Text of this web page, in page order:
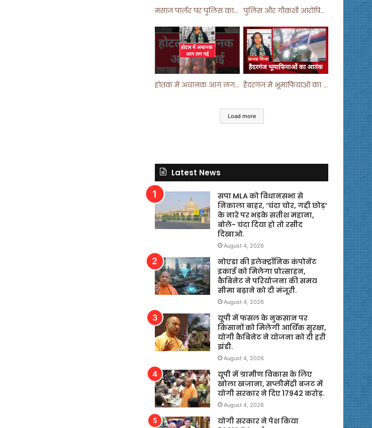
मसाज पार्लर पर पुलिस का छापा ! #viralvideo #trending #parlour पुलिस और गौकशी आरोपियों में मुठभेड़ ! #shortvideo #shorts #shortsfeed
होतक में अचानक आग लगने से मचा हड़कंप ! #shortsfeed #shorts #viralshorts हैदरगंज में भूमाफियाओं का आतंक ! #upnews #viral #viralvideo
Load more
Latest News
सपा MLA को विधानसभा से
निकाला बाहर, ‘चंदा चोर, गद्दी छोड़’
के नारे पर भड़के सतीश महाना,
बोले- चंदा दिया हो तो रसीद
दिखाओ.
August 4, 2026
नोएडा की इलेक्ट्रॉनिक कंपोनेंट
इकाई को मिलेगा प्रोत्साहन,
कैबिनेट ने परियोजना की समय
सीमा बढ़ाने को दी मंजूरी.
August 4, 2026
यूपी में फसल के नुकसान पर
किसानों को मिलेगी आर्थिक सुरक्षा,
योगी कैबिनेट ने योजना को दी हरी
झंडी.
August 4, 2026
यूपी में ग्रामीण विकास के लिए
खोला खजाना, सप्लीमेंट्री बजट में
योगी सरकार ने दिए 17942 करोड़.
August 4, 2026
योगी सरकार ने पेश किया